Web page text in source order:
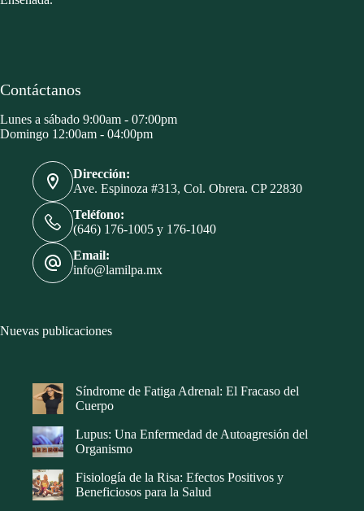
Contáctanos
Lunes a sábado 9:00am - 07:00pm
Domingo 12:00am - 04:00pm
Dirección:
Ave. Espinoza #313, Col. Obrera. CP 22830
Teléfono:
(646) 176-1005 y 176-1040
Email:
info@lamilpa.mx
Nuevas publicaciones
Síndrome de Fatiga Adrenal: El Fracaso del
Cuerpo
Lupus: Una Enfermedad de Autoagresión del
Organismo
Fisiología de la Risa: Efectos Positivos y
Beneficiosos para la Salud